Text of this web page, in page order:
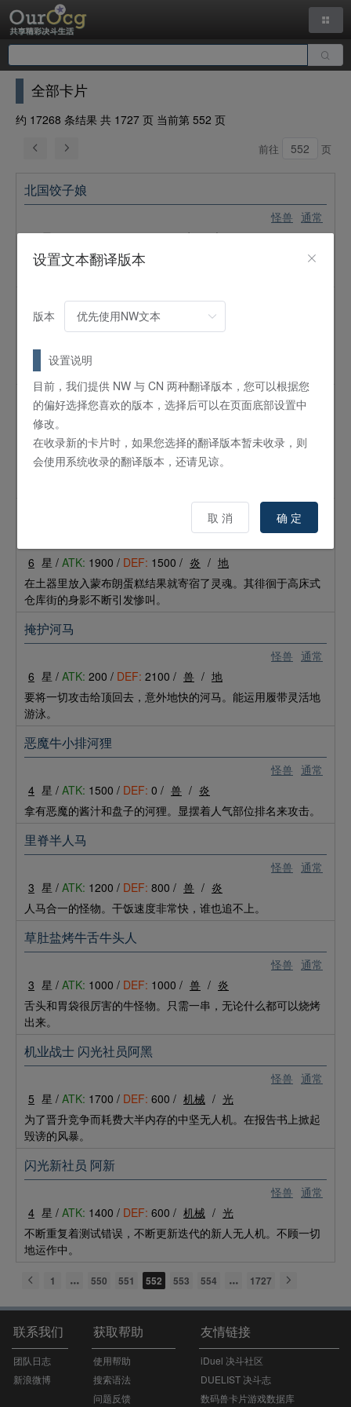
全部卡片
约 17268 条结果 共 1727 页 当前第 552 页
前往 页
怪兽 通常
北国饺子娘
5 星 /ATK:900 /DEF:1700 / 水 / 光
提倡改革劳动方法的北国饭店的看板娘。众多企业战士准时下
4 星 /ATK:
拥有飞行能力的螳螂，非常喜欢吃昆虫。
穿山火甲
1 星 /ATK:0 /DEF: 1400 / 兽 / 炎
栖息于火山口的我行我素的生物。有时会点燃身体的火焰使周
6 星 / ATK: 1900 / DEF: 1500 / 炎 / 地
在土器里放入蒙布朗蛋糕结果就寄宿了灵魂。其徘徊于高床式
仓库街的身影不断引发惨叫。
怪兽 通常
掩护河马
6 星 / ATK: 200 / DEF: 2100 / 兽 / 地
要将一切攻击给顶回去，意外地快的河马。能运用履带灵活地
游泳。
怪兽 通常
恶魔牛小排河狸
4 星 / ATK: 1500 / DEF: 0 / 兽 / 炎
拿有恶魔的酱汁和盘子的河狸。显摆着人气部位排名来攻击。
怪兽 通常
里脊半人马
3 星 / ATK: 1200 / DEF: 800 / 兽 / 炎
人马合一的怪物。干饭速度非常快，谁也追不上。
怪兽 通常
草肚盐烤牛舌牛头人
3 星 / ATK: 1000 / DEF: 1000 / 兽 / 炎
舌头和胃袋很厉害的牛怪物。只需一串，无论什么都可以烧烤
出来。
怪兽 通常
机业战士 闪光社员阿黑
5 星 / ATK: 1700 / DEF: 600 / 机械 / 光
为了晋升竞争而耗费大半内存的中坚无人机。在报告书上掀起
毁谤的风暴。
怪兽 通常
闪光新社员 阿新
4 星 / ATK: 1400 / DEF: 600 / 机械 / 光
不断重复着测试错误，不断更新迭代的新人无人机。不顾一切
地运作中。
1 550 551 552 553 554 1727
联系我们
团队日志
新浪微博
获取帮助
使用帮助
搜索语法
问题反馈
友情链接
iDuel 决斗社区
DUELIST 决斗志
数码兽卡片游戏数据库
设置文本翻译版本
版本
设置说明
目前，我们提供 NW 与 CN 两种翻译版本，您可以根据您
的偏好选择您喜欢的版本，选择后可以在页面底部设置中
修改。
在收录新的卡片时，如果您选择的翻译版本暂未收录，则
会使用系统收录的翻译版本，还请见谅。
取 消 确 定